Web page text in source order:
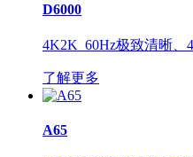
D6000
4K2K_60Hz极致清晰、
了解更多
A65